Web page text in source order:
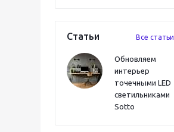
Статьи Все статьи
Обновляем
интерьер
точечными LED
светильниками
Sotto